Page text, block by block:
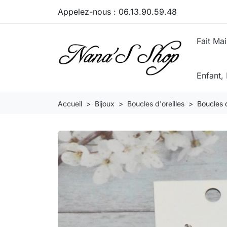
Appelez-nous : 06.13.90.59.48
Fait
Enfant,
Accueil Bijoux Boucles d'oreilles Boucles